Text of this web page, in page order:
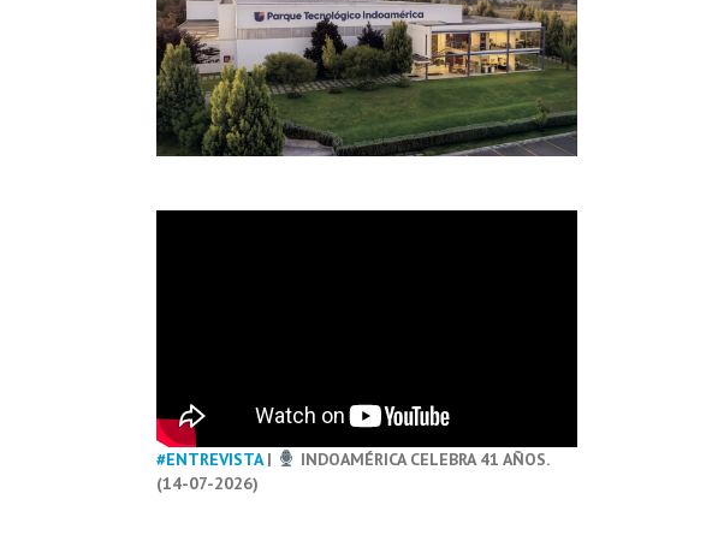
#ENTREVISTA|
INDOAMÉRICA CELEBRA 41 AÑOS.
(14-07-2026)